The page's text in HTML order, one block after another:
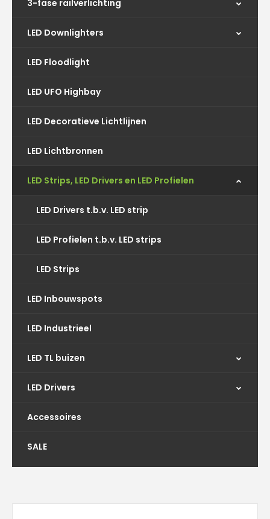
3-fase railverlichting
LED Downlighters
LED Floodlight
LED UFO Highbay
LED Decoratieve Lichtlijnen
LED Lichtbronnen
LED Strips, LED Drivers en LED Profielen
LED Drivers t.b.v. LED strip
LED Profielen t.b.v. LED strips
LED Strips
LED Inbouwspots
LED Industrieel
LED TL buizen
LED Drivers
Accessoires
SALE